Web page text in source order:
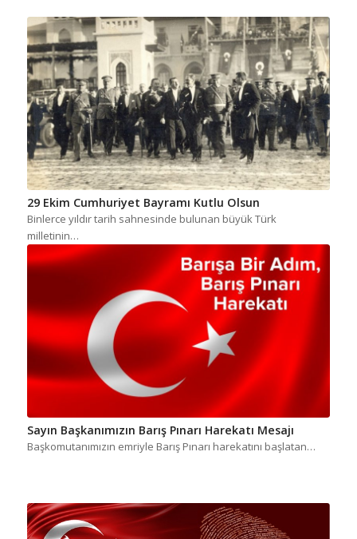
29 Ekim Cumhuriyet Bayramı Kutlu Olsun
Binlerce yıldır tarih sahnesinde bulunan büyük Türk
milletinin…
Sayın Başkanımızın Barış Pınarı Harekatı Mesajı
Başkomutanımızın emriyle Barış Pınarı harekatını başlatan…